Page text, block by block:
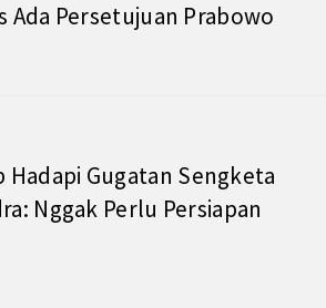
Ada Persetujuan Prabowo
Hadapi Gugatan Sengketa
Nggak Perlu Persiapan